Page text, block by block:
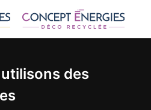
des